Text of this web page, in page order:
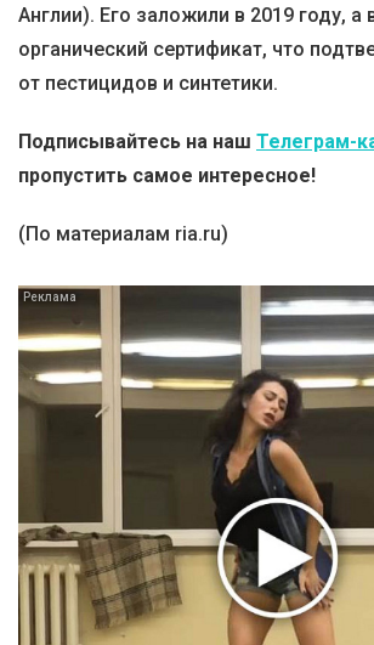
Англии). Его заложили в 2019 году,
органический сертификат, что
от пестицидов и синтетики.
Подписывайтесь на наш Телеграм-
пропустить самое интересное!
(По материалам ria.ru)